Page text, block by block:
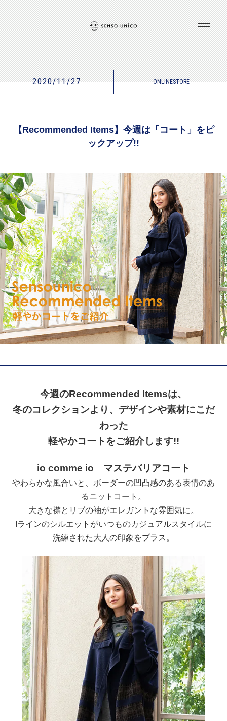
2020/11/27 ONLINESTORE
【Recommended Items】今週は「コート」をピ
ックアップ!!
今週のRecommended Itemsは、
冬のコレクションより、デザインや素材にこだ
わった
軽やかコート をご紹介します!!
io comme io マステバリアコート
やわらかな風合いと、ボーダーの凹凸感のある表情のあ
るニットコート。
大きな襟とリブの袖がエレガントな雰囲気に。
Iラインのシルエットがいつものカジュアルスタイルに
洗練された大人の印象をプラス。